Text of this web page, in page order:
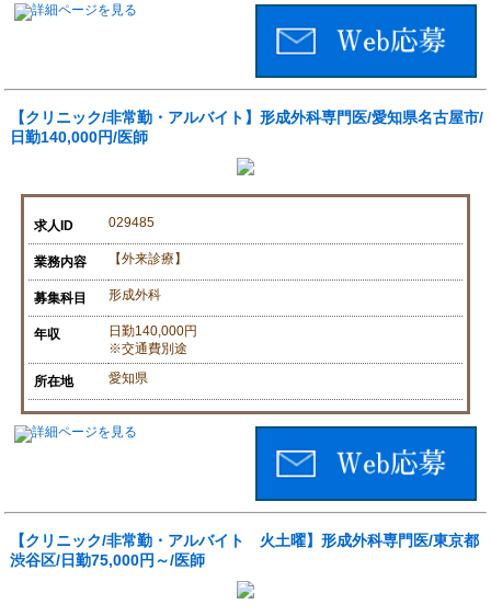
【クリニック/非常勤・アルバイト】形成外科専門医/愛知県名古屋市/
日勤140,000円/医師
求人ID 029485
業務内容 【外来診療】
募集科目 形成外科
年収
日勤140,000円
※交通費別途
所在地 愛知県
【クリニック/非常勤・アルバイト 火土曜】形成外科専門医/東京都
渋谷区/日勤75,000円～/医師